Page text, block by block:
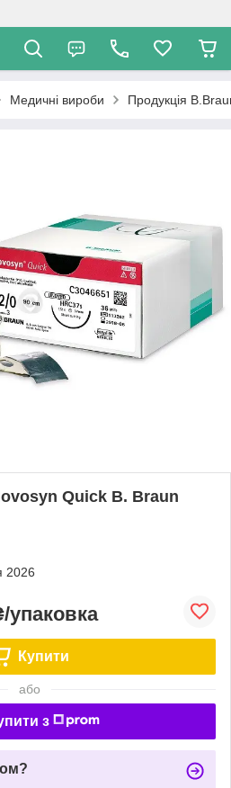
Медичні вироби Продукція
Quick B. Braun
2026
упаковка
Купити
або
з